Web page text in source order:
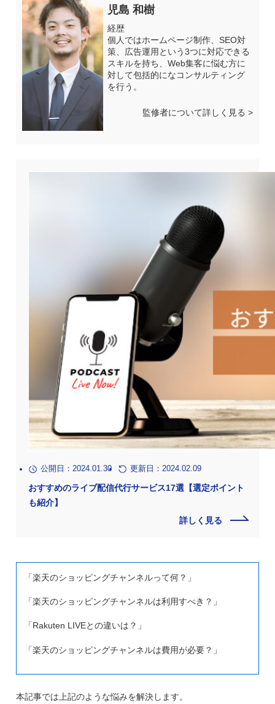
児島 和樹
経歴
個人ではホームページ制作、SEO対
策、広告運用という3つに対応できる
スキルを持ち、Web集客に悩む方に
対して包括的になコンサルティング
を行う。
監修者について詳しく見る >
公開日：2024.01.30 更新日：2024.02.09
おすすめのライブ配信代行サービス17選【選定ポイント
も紹介】
詳しく見る
「楽天のショッピングチャンネルって何？」
「楽天のショッピングチャンネルは利用すべき？」
「Rakuten LIVEとの違いは？」
「楽天のショッピングチャンネルは費用が必要？」
本記事では上記のような悩みを解決します。